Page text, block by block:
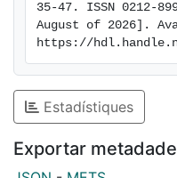
mineralized by
molecular tools are not
comprehensive
culturable microbial
distinctions between
microorganisms, and
of key enzymatic
help confirm and
35-47. ISSN 0212-
August of 2026].
https://
Estadístiques
Exportar